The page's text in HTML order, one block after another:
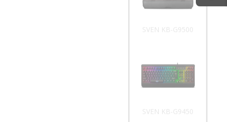
SVEN KB-G9500
SVEN KB-G9450